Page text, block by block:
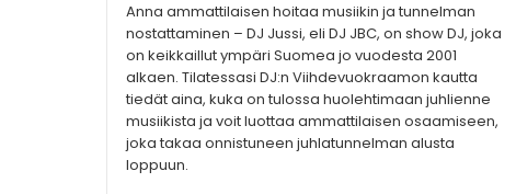
Anna ammattilaisen hoitaa musiikin ja tunnelman
nostattaminen – DJ Jussi, eli DJ JBC, on show DJ, joka
on keikkaillut ympäri Suomea jo vuodesta 2001
alkaen. Tilatessasi DJ:n Viihdevuokraamon kautta
tiedät aina, kuka on tulossa huolehtimaan juhlienne
musiikista ja voit luottaa ammattilaisen osaamiseen,
joka takaa onnistuneen juhlatunnelman alusta
loppuun.